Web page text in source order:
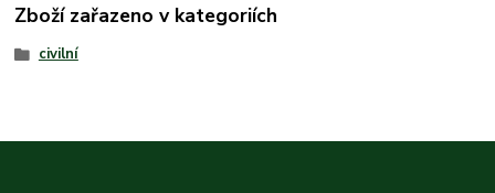
Zboží zařazeno v kategoriích
civilní